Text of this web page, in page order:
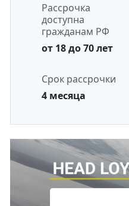
Рассрочка
доступна
гражданам РФ
от 18 до 70 лет
Срок рассрочки
4 месяца